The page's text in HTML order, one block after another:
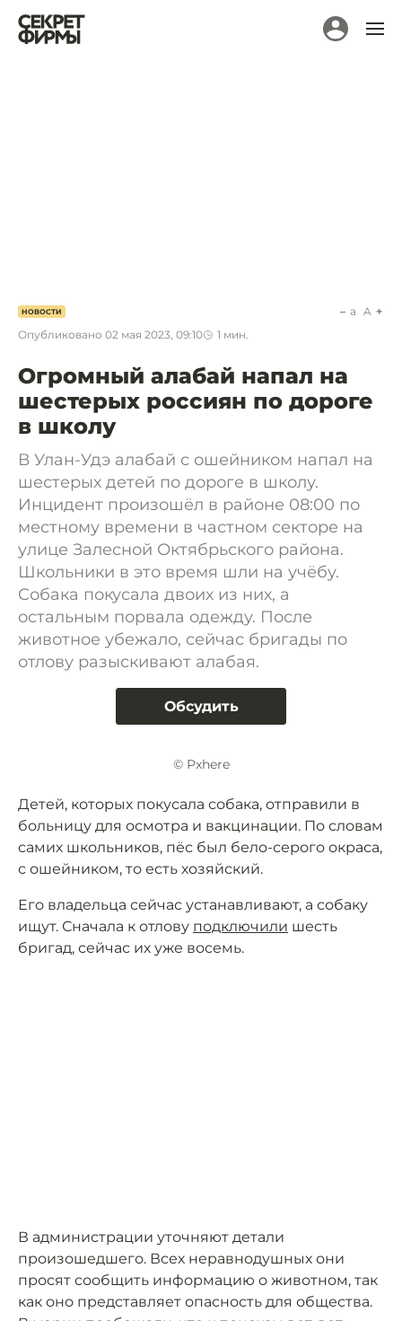
НОВОСТИ
Опубликовано 02 мая 2023, 09:10 1 мин.
a A
Огромный алабай напал на
шестерых россиян по дороге
в школу
В Улан-Удэ алабай с ошейником напал на
шестерых детей по дороге в школу.
Инцидент произошёл в районе 08:00 по
местному времени в частном секторе на
улице Залесной Октябрьского района.
Школьники в это время шли на учёбу.
Собака покусала двоих из них, а
остальным порвала одежду. После
животное убежало, сейчас бригады по
отлову разыскивают алабая.
Обсудить
© Pxhere
Детей, которых покусала собака, отправили в
больницу для осмотра и вакцинации. По словам
самих школьников, пёс был бело-серого окраса,
с ошейником, то есть хозяйский.
Его владельца сейчас устанавливают, а собаку
ищут. Сначала к отлову подключили шесть
бригад, сейчас их уже восемь.
В администрации уточняют детали
произошедшего. Всех неравнодушных они
просят сообщить информацию о животном, так
как оно представляет опасность для общества.